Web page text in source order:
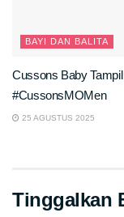
BAYI DAN BALITA
Cussons Baby
#CussonsMOMen
25 AGUSTUS 2025
Tinggalkan